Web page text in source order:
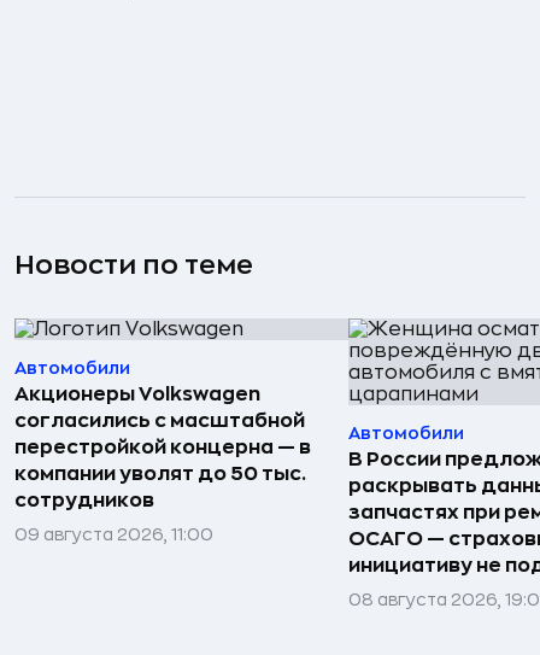
Новости по теме
Автомобили
Акционеры Volkswagen
согласились с масштабной
перестройкой концерна — в
компании уволят до 50 тыс.
сотрудников
09 августа 2026, 11:00
Автомобили
В России
раскрывать
запчастях при
ОСАГО —
инициативу не
08 августа 2026,